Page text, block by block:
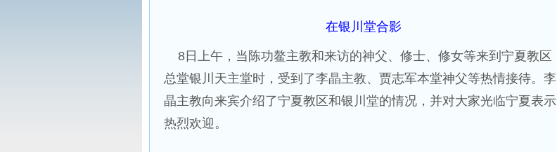
在银川堂合影
8日上午，当陈功鳌主教和来访的神父、修士、修女等来到宁夏教区
总堂银川天主堂时，受到了李晶主教、贾志军本堂神父等热情接待。李
晶主教向来宾介绍了宁夏教区和银川堂的情况，并对大家光临宁夏表示
热烈欢迎。